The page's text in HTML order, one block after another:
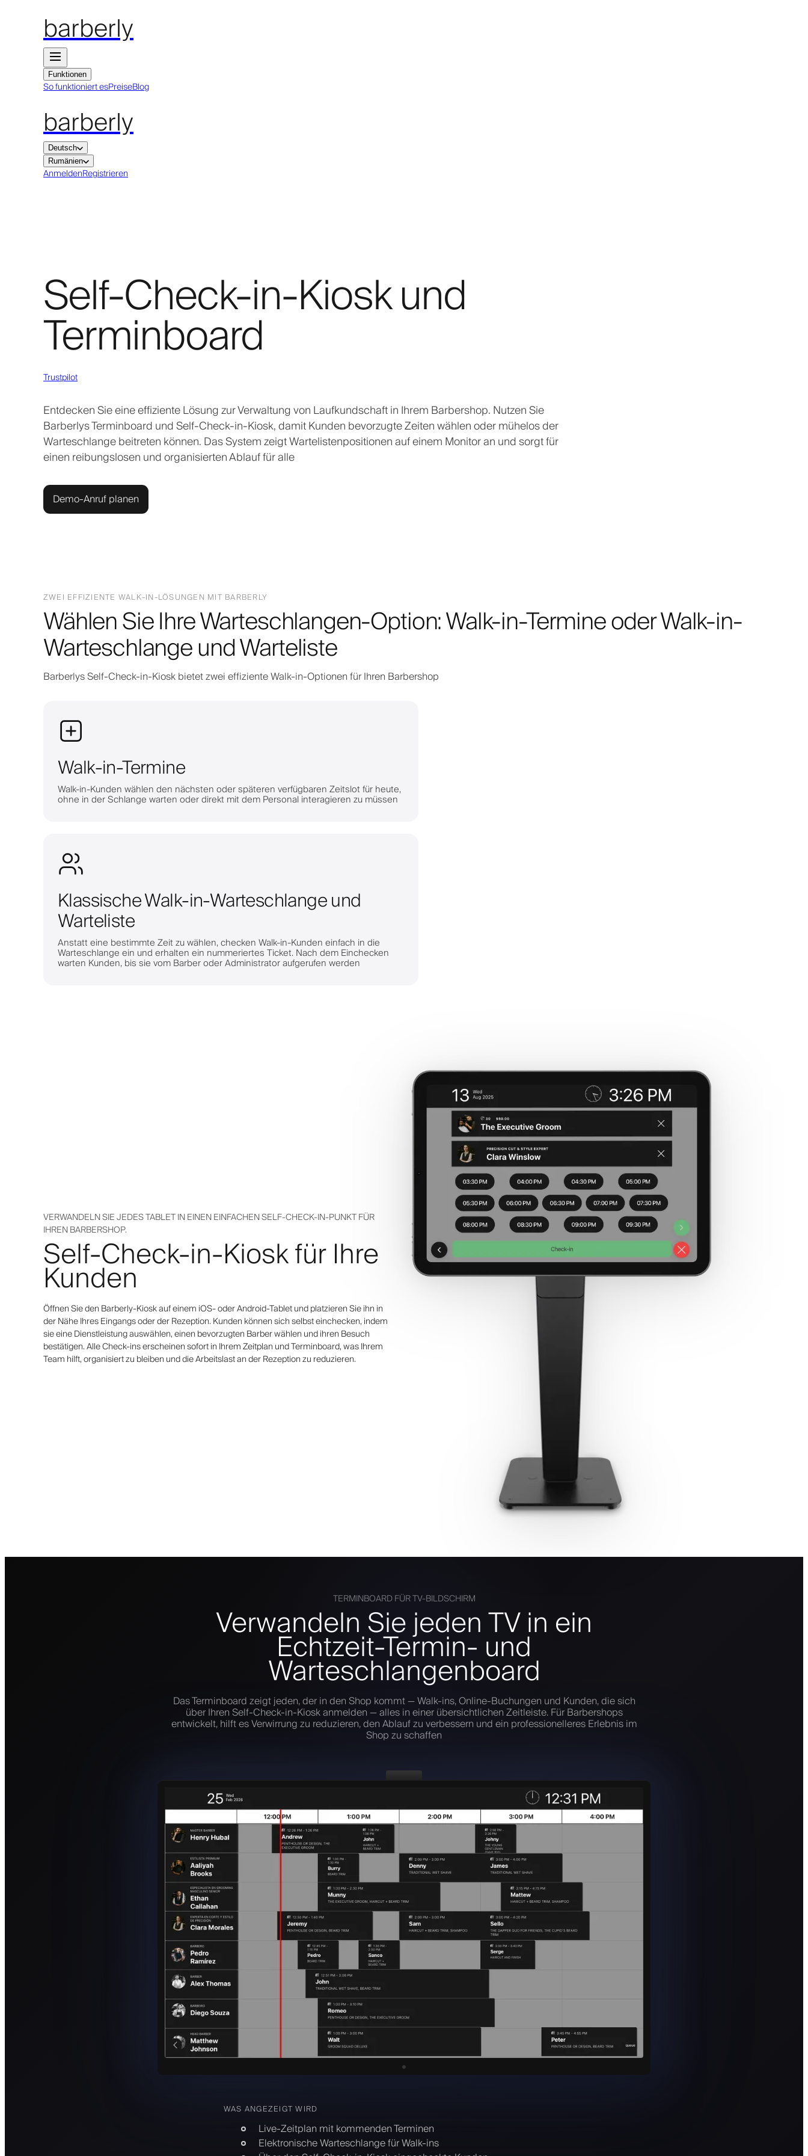
barberly
Funktionen
So funktioniert esPreiseBlog
barberly
Deutsch
Rumänien
AnmeldenRegistrieren
Self-Check-in-Kiosk und
Terminboard
Trustpilot
Entdecken Sie eine effiziente Lösung zur Verwaltung von Laufkundschaft in Ihrem Barbershop. Nutzen Sie
Barberlys Terminboard und Self-Check-in-Kiosk, damit Kunden bevorzugte Zeiten wählen oder mühelos der
Warteschlange beitreten können. Das System zeigt Wartelistenpositionen auf einem Monitor an und sorgt für
einen reibungslosen und organisierten Ablauf für alle
Demo-Anruf planen
ZWEI EFFIZIENTE WALK-IN-LÖSUNGEN MIT BARBERLY
Wählen Sie Ihre Warteschlangen-Option: Walk-in-Termine oder Walk-in-
Warteschlange und Warteliste
Barberlys Self-Check-in-Kiosk bietet zwei effiziente Walk-in-Optionen für Ihren Barbershop
Walk-in-Termine
Walk-in-Kunden wählen den nächsten oder späteren verfügbaren Zeitslot für heute,
ohne in der Schlange warten oder direkt mit dem Personal interagieren zu müssen
Klassische Walk-in-Warteschlange und
Warteliste
Anstatt eine bestimmte Zeit zu wählen, checken Walk-in-Kunden einfach in die
Warteschlange ein und erhalten ein nummeriertes Ticket. Nach dem Einchecken
warten Kunden, bis sie vom Barber oder Administrator aufgerufen werden
VERWANDELN SIE JEDES TABLET IN EINEN EINFACHEN SELF-CHECK-IN-PUNKT FÜR
IHREN BARBERSHOP.
Self-Check-in-Kiosk für Ihre
Kunden
Öffnen Sie den Barberly-Kiosk auf einem iOS- oder Android-Tablet und platzieren Sie ihn in
der Nähe Ihres Eingangs oder der Rezeption. Kunden können sich selbst einchecken, indem
sie eine Dienstleistung auswählen, einen bevorzugten Barber wählen und ihren Besuch
bestätigen. Alle Check-ins erscheinen sofort in Ihrem Zeitplan und Terminboard, was Ihrem
Team hilft, organisiert zu bleiben und die Arbeitslast an der Rezeption zu reduzieren.
TERMINBOARD FÜR TV-BILDSCHIRM
Verwandeln Sie jeden TV in ein
Echtzeit-Termin- und
Warteschlangenboard
Das Terminboard zeigt jeden, der in den Shop kommt — Walk-ins, Online-Buchungen und Kunden, die sich
über Ihren Self-Check-in-Kiosk anmelden — alles in einer übersichtlichen Zeitleiste. Für Barbershops
entwickelt, hilft es Verwirrung zu reduzieren, den Ablauf zu verbessern und ein professionelleres Erlebnis im
Shop zu schaffen
WAS ANGEZEIGT WIRD
Live-Zeitplan mit kommenden Terminen
Elektronische Warteschlange für Walk-ins